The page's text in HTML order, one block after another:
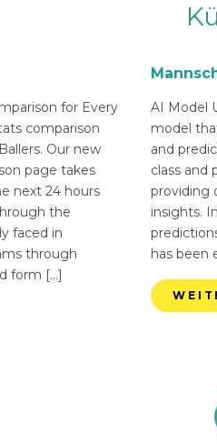
for Every
comparison
Our new
page takes
next 24 hours
the
faced in
through
form […]
AI Model
model
and
class and
providing
insights.
has been